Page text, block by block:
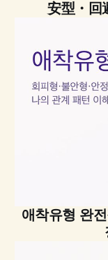
安型・回
애착유형 완